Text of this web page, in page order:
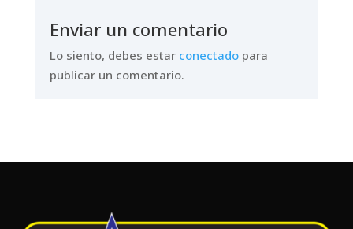
Enviar un comentario
Lo siento, debes estar conectadopara
publicar un comentario.